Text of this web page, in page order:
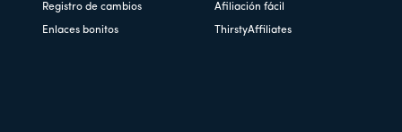
Registro de cambios Afiliación fácil
Enlaces bonitos ThirstyAffiliates